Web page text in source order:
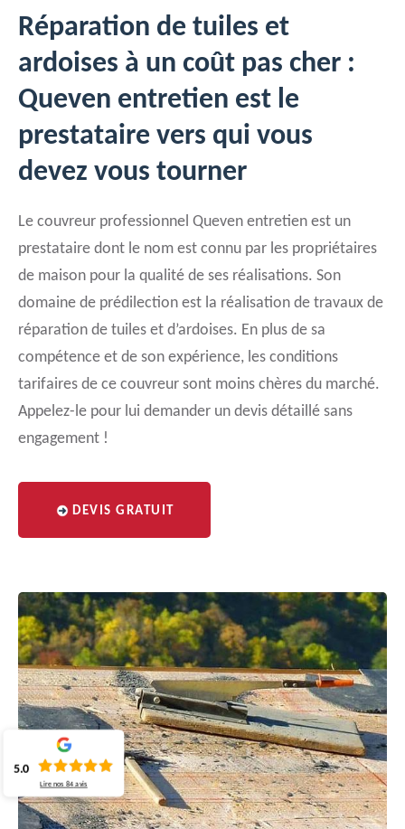
Réparation de tuiles et
ardoises à un coût pas cher :
Queven entretien est le
prestataire vers qui vous
devez vous tourner
Le couvreur professionnel Queven entretien est un
prestataire dont le nom est connu par les propriétaires
de maison pour la qualité de ses réalisations. Son
domaine de prédilection est la réalisation de travaux de
réparation de tuiles et d’ardoises. En plus de sa
compétence et de son expérience, les conditions
tarifaires de ce couvreur sont moins chères du marché.
Appelez-le pour lui demander un devis détaillé sans
engagement !
DEVIS GRATUIT
5.0
Lire nos84 avis